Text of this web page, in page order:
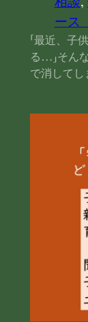
ース
「最近、子
る…」そん
で消して